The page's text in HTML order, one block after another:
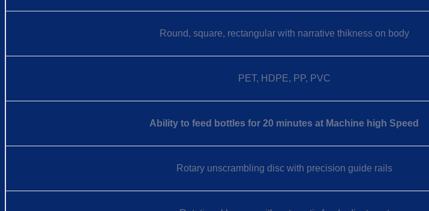
Round, square, rectangular with narrative thikness on body
PET, HDPE, PP, PVC
Ability to feed bottles for 20 minutes at Machine high Speed
Rotary unscrambling disc with precision guide rails